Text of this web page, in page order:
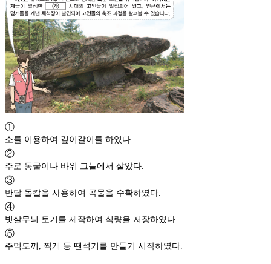
①
소를 이용하여 깊이갈이를 하였다.
②
주로 동굴이나 바위 그늘에서 살았다.
③
반달 돌칼을 사용하여 곡물을 수확하였다.
④
빗살무늬 토기를 제작하여 식량을 저장하였다.
⑤
주먹도끼, 찍개 등 땐석기를 만들기 시작하였다.